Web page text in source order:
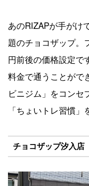
あのRIZAPが手がけ
題のチョコザップ。
円前後の価格設定で
料金で通うことがで
ビニジム」をコンセ
「ちょいトレ習慣」
チョコザップ汐入店